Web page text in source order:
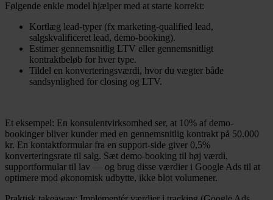
Følgende enkle model hjælper med at starte korrekt:
Kortlæg lead-typer (fx marketing-qualified lead,
salgskvalificeret lead, demo-booking).
Estimer gennemsnitlig LTV eller gennemsnitligt
kontraktbeløb for hver type.
Tildel en konverteringsværdi, hvor du vægter både
sandsynlighed for closing og LTV.
Et eksempel: En konsulentvirksomhed ser, at 10% af demo-
bookinger bliver kunder med en gennemsnitlig kontrakt på 50.000
kr. En kontaktformular fra en support-side giver 0,5%
konverteringsrate til salg. Sæt demo-booking til høj værdi,
supportformular til lav — og brug disse værdier i Google Ads til at
optimere mod økonomisk udbytte, ikke blot volumener.